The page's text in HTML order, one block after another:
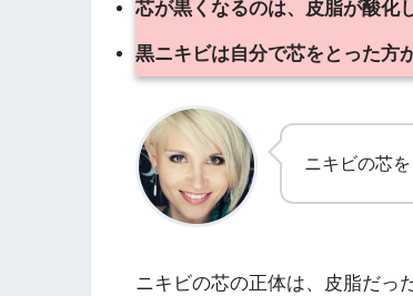
芯が黒くなるのは、皮脂が酸化
黒ニキビは自分で芯をとった方
ニキビの芯
ニキビの芯の正体は、皮脂だっ